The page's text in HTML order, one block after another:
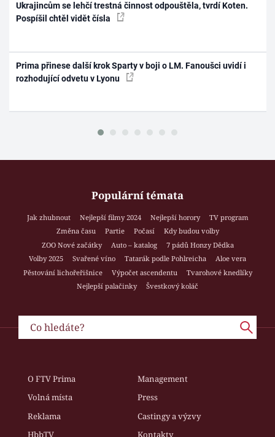
Ukrajincům se lehčí trestná činnost odpouštěla, tvrdí Koten.
Pospíšil chtěl vidět čísla
Prima přinese další krok Sparty v boji o LM. Fanoušci uvidí i
rozhodující odvetu v Lyonu
Populární témata
Jak zhubnout Nejlepší filmy 2024 Nejlepší horory
TV program
Změna času
Partie Počasí
Kdy budou volby
ZOO Nové začátky
Auto – katalog
7 pádů Honzy Dědka
Volby 2025
Svařené víno Tatarák podle Pohlreicha
Aloe vera
Pěstování lichořeřišnice
Výpočet ascendentu
Tvarohové knedlíky
Nejlepší palačinky
Švestkový koláč
O FTV Prima
Management
Volná místa
Press
Reklama
Castingy a výzvy
HbbTV
Kontakty